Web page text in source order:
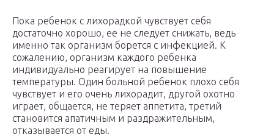
Пока ребенок с лихорадкой чувствует себя
достаточно хорошо, ее не следует снижать, ведь
именно так организм борется с инфекцией. К
сожалению, организм каждого ребенка
индивидуально реагирует на повышение
температуры. Один больной ребенок плохо себя
чувствует и его очень лихорадит, другой охотно
играет, общается, не теряет аппетита, третий
становится апатичным и раздражительным,
отказывается от еды.